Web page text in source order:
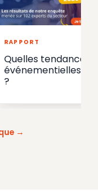
RAPPORT
Quelles tendances
événementielles en
?